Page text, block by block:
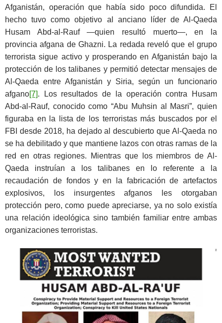
Afganistán, operación que había sido poco difundida. El
hecho tuvo como objetivo al anciano líder de Al-Qaeda
Husam Abd-al-Rauf —quien resultó muerto—, en la
provincia afgana de Ghazni. La redada reveló que el grupo
terrorista sigue activo y prosperando en Afganistán bajo la
protección de los talibanes y permitió detectar mensajes de
Al-Qaeda entre Afganistán y Siria, según un funcionario
afgano[7]. Los resultados de la operación contra Husam
Abd-al-Rauf, conocido como “Abu Muhsin al Masri”, quien
figuraba en la lista de los terroristas más buscados por el
FBI desde 2018, ha dejado al descubierto que Al-Qaeda no
se ha debilitado y que mantiene lazos con otras ramas de la
red en otras regiones. Mientras que los miembros de Al-
Qaeda instruían a los talibanes en lo referente a la
recaudación de fondos y en la fabricación de artefactos
explosivos, los insurgentes afganos les otorgaban
protección pero, como puede apreciarse, ya no solo existía
una relación ideológica sino también familiar entre ambas
organizaciones terroristas.